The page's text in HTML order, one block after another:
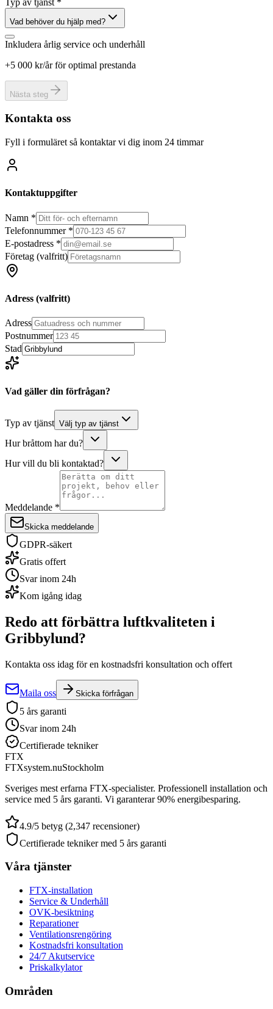
Vad behöver du hjälp med?
Inkludera årlig service och underhåll
+5 000 kr/år för optimal prestanda
Nästa steg
Kontakta oss
Fyll i formuläret så kontaktar vi dig inom 24 timmar
Kontaktuppgifter
Namn *
Telefonnummer *
E-postadress *
Företag (valfritt)
Adress (valfritt)
Adress
Postnummer
Stad
Vad gäller din förfrågan?
Typ av tjänst Välj typ av tjänst
Hur bråttom har du?
Hur vill du bli kontaktad?
Meddelande *
Skicka meddelande
GDPR-säkert
Gratis offert
Svar inom 24h
Kom igång idag
Redo att förbättra luftkvaliteten i
Gribbylund?
Kontakta oss idag för en kostnadsfri konsultation och offert
Maila oss Skicka förfrågan
5 års garanti
Svar inom 24h
Certifierade tekniker
FTX
FTXsystem.nuStockholm
Sveriges mest erfarna FTX-specialister. Professionell installation och
service med 5 års garanti. Vi garanterar 90% energibesparing.
4.9/5 betyg (2,347 recensioner)
Certifierade tekniker med 5 års garanti
Våra tjänster
FTX-installation
Service & Underhåll
OVK-besiktning
Reparationer
Ventilationsrengöring
Kostnadsfri konsultation
24/7 Akutservice
Priskalkylator
Områden